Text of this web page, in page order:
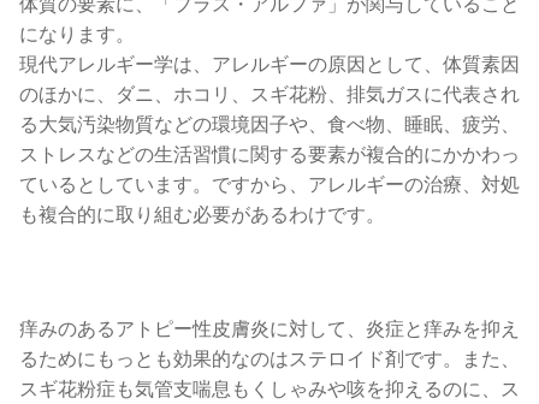
になります。
現代アレルギー学は、アレルギーの原因として、体質素因
のほかに、ダニ、ホコリ、スギ花粉、排気ガスに代表され
る大気汚染物質などの環境因子や、食べ物、睡眠、疲労、
ストレスなどの生活習慣に関する要素が複合的にかかわっ
ているとしています。ですから、アレルギーの治療、対処
も複合的に取り組む必要があるわけです。
痒みのあるアトピー性皮膚炎に対して、炎症と痒みを抑え
るためにもっとも効果的なのはステロイド剤です。また、
スギ花粉症も気管支喘息もくしゃみや咳を抑えるのに、ス